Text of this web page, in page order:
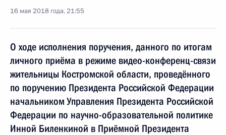
16 мая 2018 года, 21:55
О ходе исполнения поручения, данного по итогам
личного приёма в режиме видео-конференц-связи
жительницы Костромской области, проведённого
по поручению Президента Российской Федерации
начальником Управления Президента Российской
Федерации по научно-образовательной политике
Инной Биленкиной в Приёмной Президента